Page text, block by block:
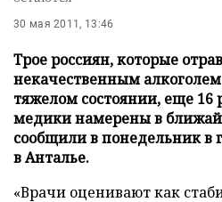
30 мая 2011, 13:46
Трое россиян, которые
некачественным
тяжелом состоянии, еще 16
медики намерены в
сообщили в понедельник в
в Анталье.
«Врачи оценивают как